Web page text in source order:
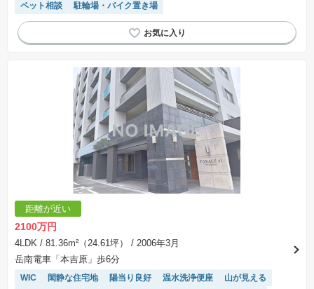
ペット相談
駐輪場・バイク置き場
距離が近い
2100万円
4LDK / 81.36m²（24.61坪）
/ 2006年3月
岳南電車「本吉原」歩6分
WIC 閑静な住宅地 陽当り良好 温水洗浄便座
山が見える